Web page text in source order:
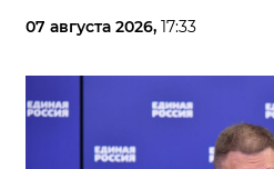
07 августа 2026, 17:33